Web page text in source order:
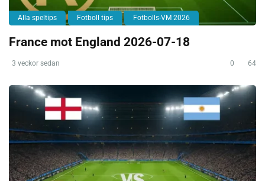
Alla speltips Fotboll tips Fotbolls-VM 2026
France mot England 2026-07-18
3 veckor sedan 0 64